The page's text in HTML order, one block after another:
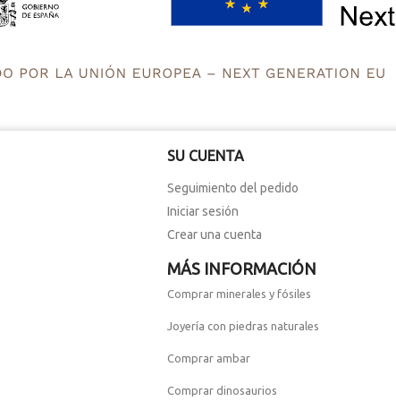
SU CUENTA
Seguimiento del pedido
Iniciar sesión
Crear una cuenta
MÁS INFORMACIÓN
Comprar minerales y fósiles
Joyería con piedras naturales
Comprar ambar
Comprar dinosaurios